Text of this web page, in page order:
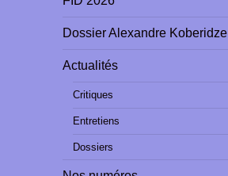
Dossier Alexandre Koberidze
Actualités
Critiques
Entretiens
Dossiers